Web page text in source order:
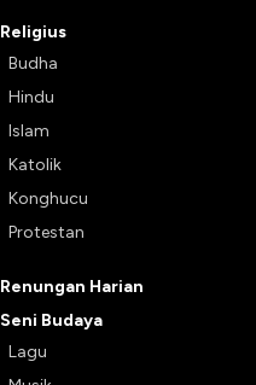
Religius
Budha
Hindu
Islam
Katolik
Konghucu
Protestan
Renungan Harian
Seni Budaya
Lagu